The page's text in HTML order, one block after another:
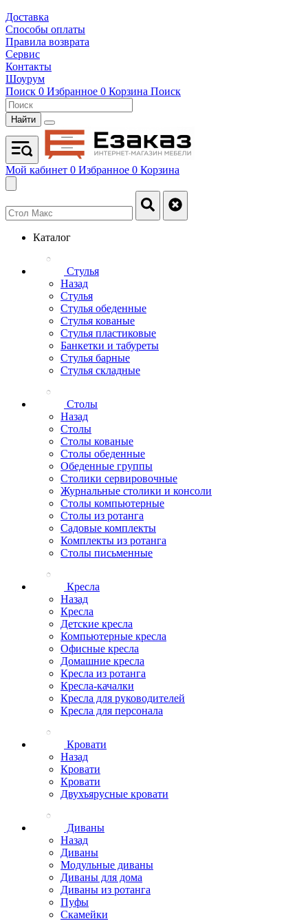
Доставка
Способы оплаты
Правила возврата
Сервис
Контакты
Шоурум
Поиск 0 Избранное 0 Корзина Поиск
Найти
Мой кабинет 0 Избранное 0 Корзина
Каталог
Стулья
Назад
Стулья
Стулья обеденные
Стулья кованые
Стулья пластиковые
Банкетки и табуреты
Стулья барные
Стулья складные
Столы
Назад
Столы
Столы кованые
Столы обеденные
Обеденные группы
Столики сервировочные
Журнальные столики и консоли
Столы компьютерные
Столы из ротанга
Садовые комплекты
Комплекты из ротанга
Столы письменные
Кресла
Назад
Кресла
Детские кресла
Компьютерные кресла
Офисные кресла
Домашние кресла
Кресла из ротанга
Кресла-качалки
Кресла для руководителей
Кресла для персонала
Кровати
Назад
Кровати
Кровати
Двухъярусные кровати
Диваны
Назад
Диваны
Модульные диваны
Диваны для дома
Диваны из ротанга
Пуфы
Скамейки